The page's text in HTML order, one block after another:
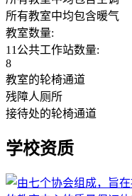
所有教室中均包含暖气
教室数量:
11公共工作站数量:
8
教室的轮椅通道
残障人厕所
接待处的轮椅通道
学校资质